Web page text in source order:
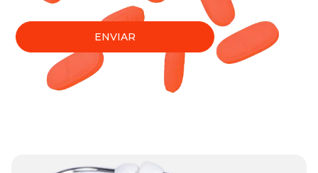
ENVIAR